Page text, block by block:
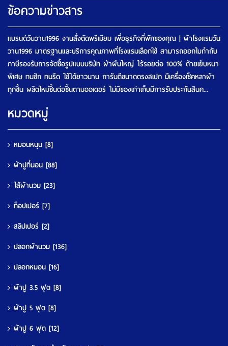
ข้อความข่าวสาร
แบรนด์วันวาน1996 งานสั่งตัดพรีเมียม เพื่อธุรกิจที่พักของคุณ | ผ้าโรงแรมวัน
วาน1996 มาตรฐานและบริการคุณภาพที่โรงแรมเลือกใช้ สามารถออกใบกำกับ
ภาษีรองรับการจัดซื้อรูปแบบบริษัท ผ้าผืนใหญ่ ไร้รอยต่อ 100% ด้ายเย็บหนา
พิเศษ ทนซัก ทนรีด ใช้ได้ยาวนาน การันตีขนาดตรงสเปก มีเครื่องเช็คหลาผ้า
ทุกชิ้น ผลิตใหม่ชิ้นต่อชิ้นตามออเดอร์ ไม่มีของเก่าเก็บมีการรับประกันสินค...
หมวดหมู่
หมอนหนุน [8]
ผ้าปูที่นอน [88]
ใส้ผ้านวม [23]
ท็อปเปอร์ [7]
สลิปเปอร์ [2]
ปลอกผ้านวม [136]
ปลอกหมอน [16]
ผ้าปู 3.5 ฟุต [8]
ผ้าปู 5 ฟุต [8]
ผ้าปู 6 ฟุต [12]